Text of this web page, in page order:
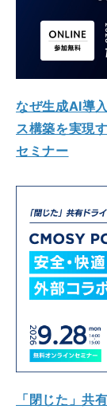
なぜ生成AI導
ス構築を実現
セミナー
「閉じた」共